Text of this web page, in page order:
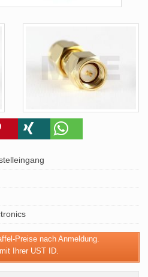
Preise nach Anmeldung.
Ihrer UST ID.